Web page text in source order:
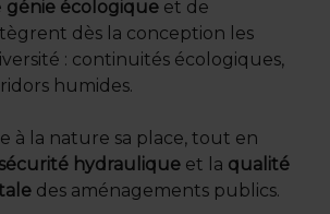
génie écologique et de
dès la conception les
: continuités écologiques,
humides.
à la nature sa place, tout en
sécurité hydraulique et la qualité
des aménagements publics.